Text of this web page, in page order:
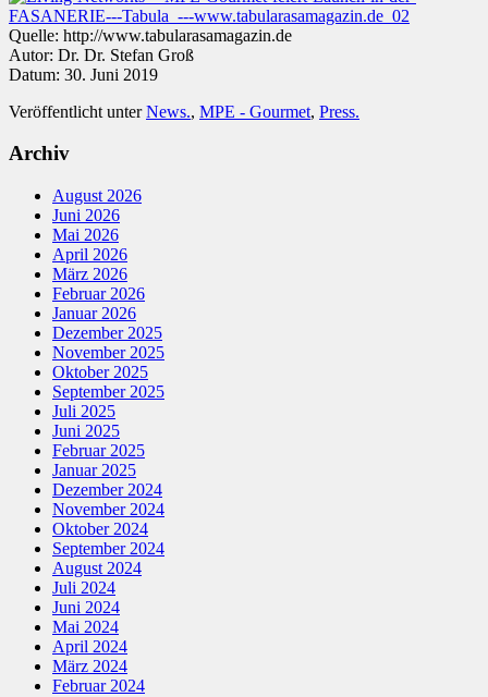
Quelle: http://www.tabularasamagazin.de
Autor: Dr. Dr. Stefan Groß
Datum: 30. Juni 2019
Veröffentlicht unter News., MPE - Gourmet, Press.
Archiv
August 2026
Juni 2026
Mai 2026
April 2026
März 2026
Februar 2026
Januar 2026
Dezember 2025
November 2025
Oktober 2025
September 2025
Juli 2025
Juni 2025
Februar 2025
Januar 2025
Dezember 2024
November 2024
Oktober 2024
September 2024
August 2024
Juli 2024
Juni 2024
Mai 2024
April 2024
März 2024
Februar 2024